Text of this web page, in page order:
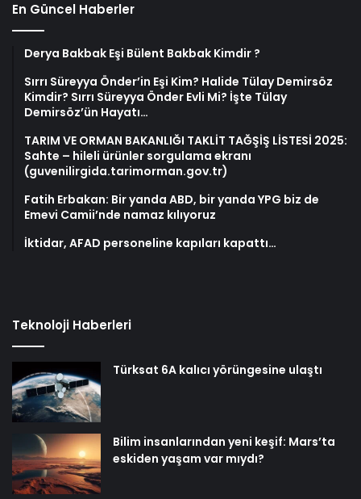
En Güncel Haberler
Derya Bakbak Eşi Bülent Bakbak Kimdir ?
Sırrı Süreyya Önder’in Eşi Kim? Halide Tülay Demirsöz
Kimdir? Sırrı Süreyya Önder Evli Mi? İşte Tülay
Demirsöz’ün Hayatı…
TARIM VE ORMAN BAKANLIĞI TAKLİT TAĞŞİŞ LİSTESİ 2025:
Sahte – hileli ürünler sorgulama ekranı
(guvenilirgida.tarimorman.gov.tr)
Fatih Erbakan: Bir yanda ABD, bir yanda YPG biz de
Emevi Camii’nde namaz kılıyoruz
İktidar, AFAD personeline kapıları kapattı…
Teknoloji Haberleri
Türksat 6A kalıcı yörüngesine ulaştı
Bilim insanlarından yeni keşif: Mars’ta
eskiden yaşam var mıydı?